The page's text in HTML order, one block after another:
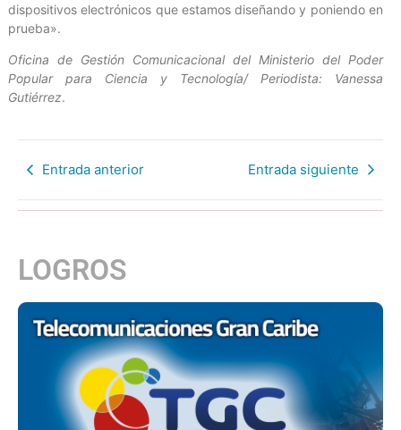
dispositivos electrónicos que estamos diseñando y poniendo en
prueba».
Oficina de Gestión Comunicacional del Ministerio del Poder
Popular para Ciencia y Tecnología/ Periodista: Vanessa
Gutiérrez.
Entrada anterior Entrada siguiente
LOGROS